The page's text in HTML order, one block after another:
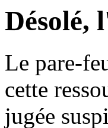
Désolé,
Le pare-
cette
jugée